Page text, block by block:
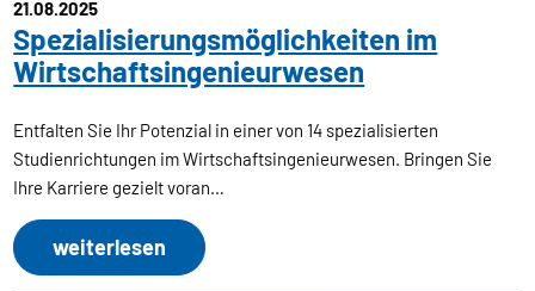
21.08.2025
Spezialisierungsmöglichkeiten im
Wirtschaftsingenieurwesen
Entfalten Sie Ihr Potenzial in einer von 14 spezialisierten
Studienrichtungen im Wirtschaftsingenieurwesen. Bringen Sie
Ihre Karriere gezielt voran…
weiterlesen